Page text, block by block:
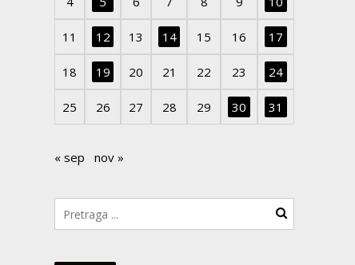
11 12 13 14 15 16 17
18 19 20 21 22 23 24
25 26 27 28 29 30 31
« sep nov »